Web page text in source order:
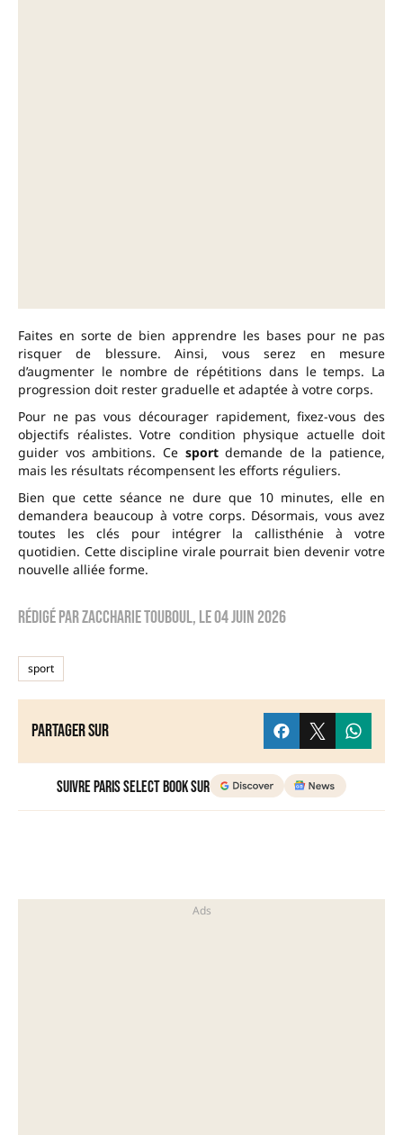
Faites en sorte de bien apprendre les bases pour ne pas
risquer de blessure. Ainsi, vous serez en mesure
d’augmenter le nombre de répétitions dans le temps. La
progression doit rester graduelle et adaptée à votre corps.
Pour ne pas vous décourager rapidement, fixez-vous des
objectifs réalistes. Votre condition physique actuelle doit
guider vos ambitions. Ce sportdemande de la patience,
mais les résultats récompensent les efforts réguliers.
Bien que cette séance ne dure que 10 minutes, elle en
demandera beaucoup à votre corps. Désormais, vous avez
toutes les clés pour intégrer la callisthénie à votre
quotidien. Cette discipline virale pourrait bien devenir votre
nouvelle alliée forme.
Rédigé parzaccharie touboul, le04 juin 2026
sport
Partager sur
Suivre Paris Select Book sur